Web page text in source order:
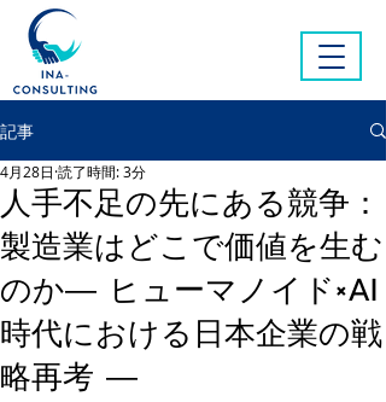
記事
人手不足の先にある競争：
製造業はどこで価値を生む
のか― ヒューマノイド×AI
時代における日本企業の戦
略再考 ―
4月28日 読了時間: 3分